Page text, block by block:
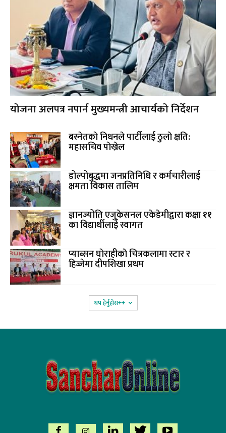
योजना अलपत्र नपार्न मुख्यमन्त्री आचार्यको निर्देशन
बस्नेतकाे निधनले पार्टीलाई ठुलाे क्षति:
महासचिव पाेख्रेल
डोल्पोबुद्धमा जनप्रतिनिधि र कर्मचारीलाई
क्षमता विकास तालिम
ज्ञानज्योति एजुकेसनल एकेडेमीद्वारा कक्षा ११
का विद्यार्थीलाई स्वागत
प्याब्सन घाेराहीकाे चित्रकलामा स्टार र
हिज्जेमा दीपशिखा प्रथम
थप हेर्नुहोस‌++